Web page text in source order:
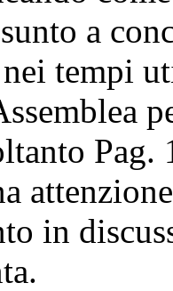
a
tempi
Pag.
in